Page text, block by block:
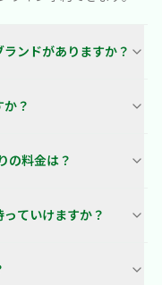
ンドがありますか？
？
の料金は？
ていけますか？